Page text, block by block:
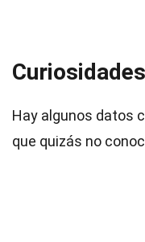
Curiosidades
Hay algunos datos
que quizás no